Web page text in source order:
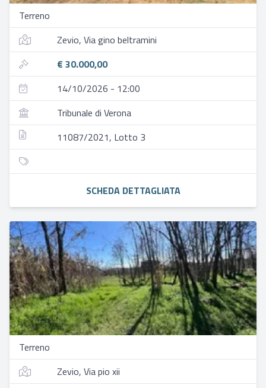
Terreno
Zevio, Via gino beltramini
€ 30.000,00
14/10/2026 - 12:00
Tribunale di Verona
11087/2021, Lotto 3
SCHEDA DETTAGLIATA
Terreno
Zevio, Via pio xii